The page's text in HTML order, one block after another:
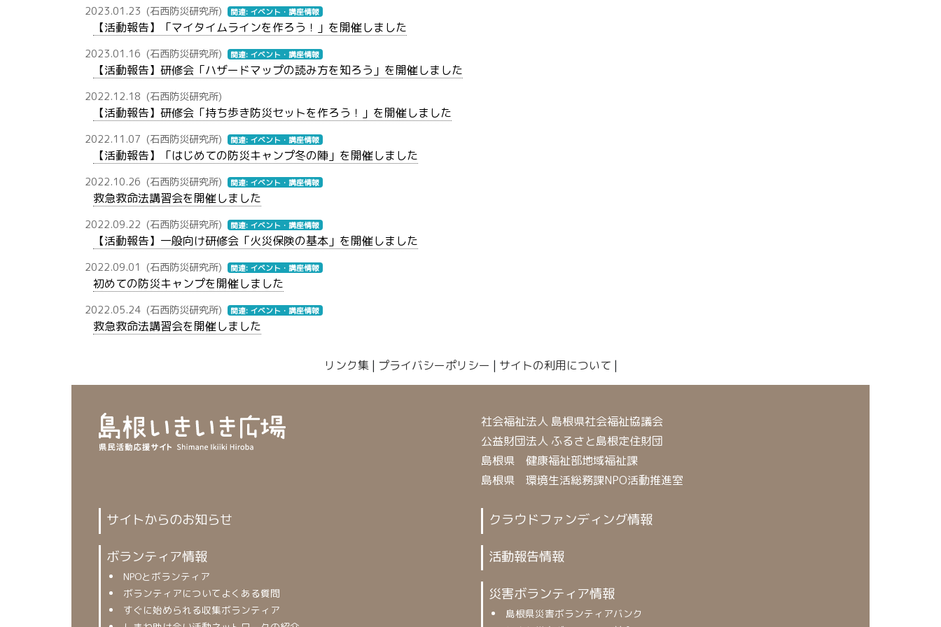
2023.01.23 (石西防災研究所) 関連: イベント・講座情報
【活動報告】「マイタイムラインを作ろう！」を開催しました
2023.01.16 (石西防災研究所) 関連: イベント・講座情報
【活動報告】研修会「ハザードマップの読み方を知ろう」を開催しました
2022.12.18 (石西防災研究所)
【活動報告】研修会「持ち歩き防災セットを作ろう！」を開催しました
2022.11.07 (石西防災研究所) 関連: イベント・講座情報
【活動報告】「はじめての防災キャンプ冬の陣」を開催しました
2022.10.26 (石西防災研究所) 関連: イベント・講座情報
救急救命法講習会を開催しました
2022.09.22 (石西防災研究所) 関連: イベント・講座情報
【活動報告】一般向け研修会「火災保険の基本」を開催しました
2022.09.01 (石西防災研究所) 関連: イベント・講座情報
初めての防災キャンプを開催しました
2022.05.24 (石西防災研究所) 関連: イベント・講座情報
救急救命法講習会を開催しました
リンク集| プライバシーポリシー | サイトの利用について |
社会福祉法人 島根県社会福祉協議会
公益財団法人 ふるさと島根定住財団
島根県 健康福祉部地域福祉課
島根県 環境生活総務課NPO活動推進室
サイトからのお知らせ
ボランティア情報
NPOとボランティア
ボランティアについてよくある質問
すぐに始められる収集ボランティア
クラウドファンディング情報
活動報告情報
災害ボランティア情報
島根県災害ボランティアバンク